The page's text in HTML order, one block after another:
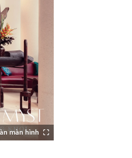
màn hình